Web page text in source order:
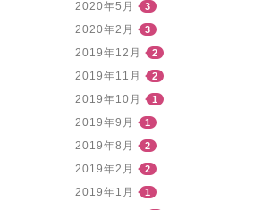
2020年5月 3
2020年2月 3
2019年12月 2
2019年11月 2
2019年10月 1
2019年9月 1
2019年8月 2
2019年2月 2
2019年1月 1